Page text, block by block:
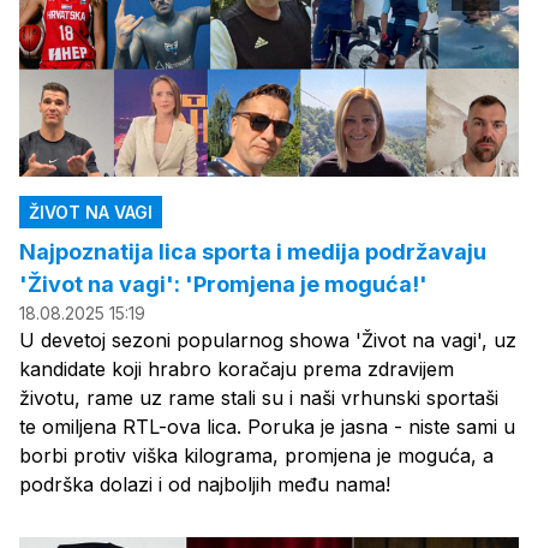
ŽIVOT NA VAGI
Najpoznatija lica sporta i medija podržavaju
'Život na vagi': 'Promjena je moguća!'
18.08.2025 15:19
U devetoj sezoni popularnog showa 'Život na vagi', uz
kandidate koji hrabro koračaju prema zdravijem
životu, rame uz rame stali su i naši vrhunski sportaši
te omiljena RTL-ova lica. Poruka je jasna - niste sami u
borbi protiv viška kilograma, promjena je moguća, a
podrška dolazi i od najboljih među nama!